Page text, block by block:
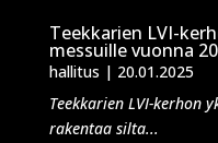
Teekkarien LVI-
messuille vuonna
hallitus | 20.01.2025
Teekkarien LVI-kerhon
rakentaa silta...